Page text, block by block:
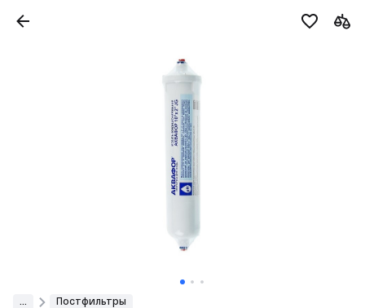
Постфильтры